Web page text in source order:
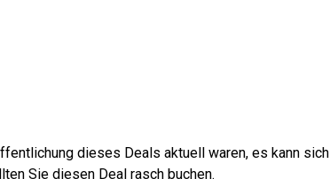
dieses Deals aktuell waren, es kann sich
Sie diesen Deal rasch buchen.